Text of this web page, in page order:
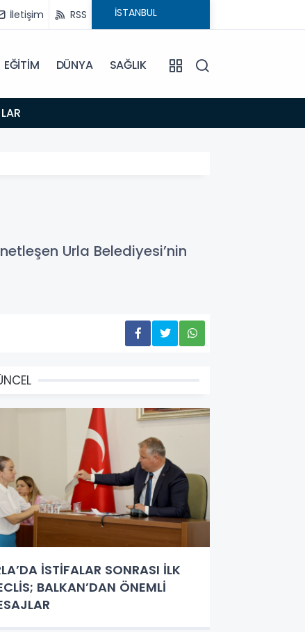
İletişim RSS
EĞİTİM DÜNYA SAĞLIK
Urla Belediyesi’nin
İSTİFALAR SONRASI İLK
BALKAN’DAN ÖNEMLİ